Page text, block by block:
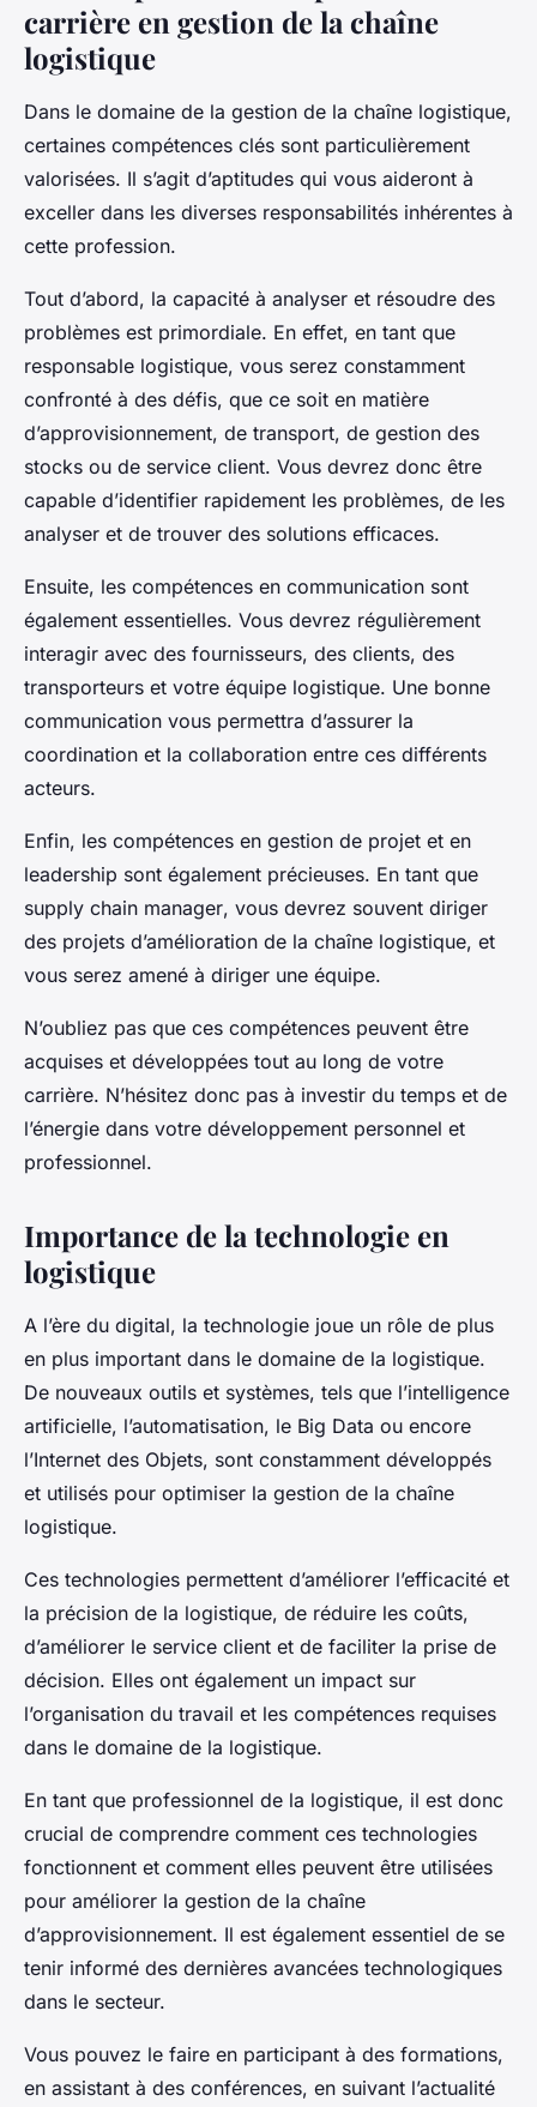
carrière en gestion de la chaîne
logistique
Dans le domaine de la gestion de la chaîne logistique,
certaines compétences clés sont particulièrement
valorisées. Il s’agit d’aptitudes qui vous aideront à
exceller dans les diverses responsabilités inhérentes à
cette profession.
Tout d’abord, la capacité à analyser et résoudre des
problèmes est primordiale. En effet, en tant que
responsable logistique, vous serez constamment
confronté à des défis, que ce soit en matière
d’approvisionnement, de transport, de gestion des
stocks ou de service client. Vous devrez donc être
capable d’identifier rapidement les problèmes, de les
analyser et de trouver des solutions efficaces.
Ensuite, les compétences en communication sont
également essentielles. Vous devrez régulièrement
interagir avec des fournisseurs, des clients, des
transporteurs et votre équipe logistique. Une bonne
communication vous permettra d’assurer la
coordination et la collaboration entre ces différents
acteurs.
Enfin, les compétences en gestion de projet et en
leadership sont également précieuses. En tant que
supply chain manager, vous devrez souvent diriger
des projets d’amélioration de la chaîne logistique, et
vous serez amené à diriger une équipe.
N’oubliez pas que ces compétences peuvent être
acquises et développées tout au long de votre
carrière. N’hésitez donc pas à investir du temps et de
l’énergie dans votre développement personnel et
professionnel.
Importance de la technologie en
logistique
A l’ère du digital, la technologie joue un rôle de plus
en plus important dans le domaine de la logistique.
De nouveaux outils et systèmes, tels que l’intelligence
artificielle, l’automatisation, le Big Data ou encore
l’Internet des Objets, sont constamment développés
et utilisés pour optimiser la gestion de la chaîne
logistique.
Ces technologies permettent d’améliorer l’efficacité et
la précision de la logistique, de réduire les coûts,
d’améliorer le service client et de faciliter la prise de
décision. Elles ont également un impact sur
l’organisation du travail et les compétences requises
dans le domaine de la logistique.
En tant que professionnel de la logistique, il est donc
crucial de comprendre comment ces technologies
fonctionnent et comment elles peuvent être utilisées
pour améliorer la gestion de la chaîne
d’approvisionnement. Il est également essentiel de se
tenir informé des dernières avancées technologiques
dans le secteur.
Vous pouvez le faire en participant à des formations,
en assistant à des conférences, en suivant l’actualité